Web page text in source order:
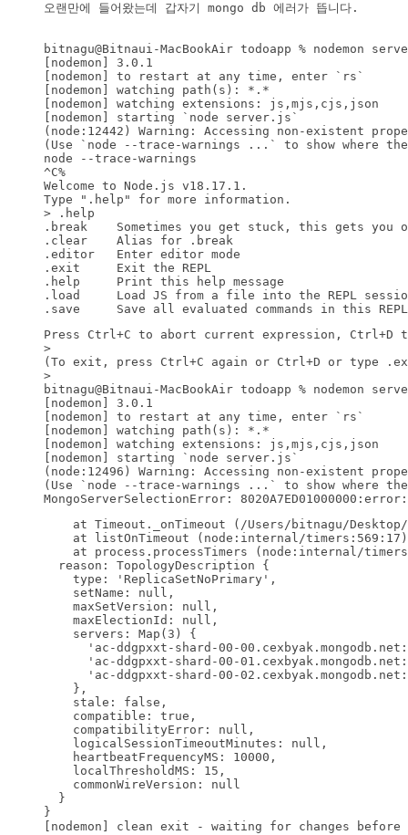
오랜만에 들어왔는데 갑자기 mongo db 에러가 뜹니다.
bitnagu@Bitnaui-MacBookAir todoapp % nodemon
[nodemon] 3.0.1
[nodemon] to restart at any time, enter `rs`
[nodemon] watching path(s): *.*
[nodemon] watching extensions: js,mjs,cjs,json
[nodemon] starting `node server.js`
(node:12442) Warning: Accessing non-existent
(Use `node --trace-warnings ...` to show where
node --trace-warnings
^C%
Welcome to Node.js v18.17.1.
Type ".help" for more information.
> .help
.break    Sometimes you get stuck, this gets you
.clear    Alias for .break
.editor   Enter editor mode
.exit     Exit the REPL
.help     Print this help message
.load     Load JS from a file into the REPL
.save     Save all evaluated commands in this
Press Ctrl+C to abort current expression, Ctrl+D
>
(To exit, press Ctrl+C again or Ctrl+D or type
>
bitnagu@Bitnaui-MacBookAir todoapp % nodemon
[nodemon] 3.0.1
[nodemon] to restart at any time, enter `rs`
[nodemon] watching path(s): *.*
[nodemon] watching extensions: js,mjs,cjs,json
[nodemon] starting `node server.js`
(node:12496) Warning: Accessing non-existent
(Use `node --trace-warnings ...` to show where
MongoServerSelectionError:
at Timeout._onTimeout (/Users/bitnagu/
    at listOnTimeout (node:internal/timers:569:17)
at process.processTimers (node:internal/
  reason: TopologyDescription {
    type: 'ReplicaSetNoPrimary',
    setName: null,
    maxSetVersion: null,
    maxElectionId: null,
    servers: Map(3) {
'ac-ddgpxxt-shard-00-
'ac-ddgpxxt-shard-00-
'ac-ddgpxxt-shard-00-
    },
    stale: false,
    compatible: true,
    compatibilityError: null,
    logicalSessionTimeoutMinutes: null,
    heartbeatFrequencyMS: 10000,
    localThresholdMS: 15,
    commonWireVersion: null
  }
}
[nodemon] clean exit - waiting for changes before